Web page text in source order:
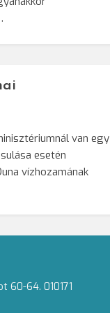
van egy
esetén
vízhozamának
60-64. 010171